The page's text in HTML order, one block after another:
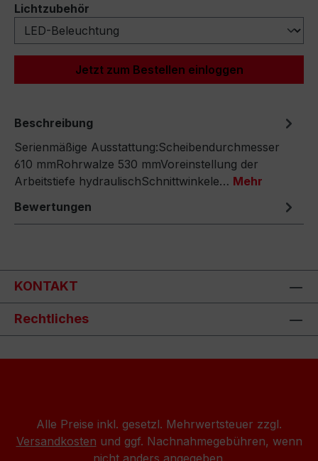
Lichtzubehör
Jetzt zum Bestellen einloggen
Beschreibung
Serienmäßige Ausstattung:Scheibendurchmesser
610 mmRohrwalze 530 mmVoreinstellung der
Arbeitstiefe hydraulischSchnittwinkele… Mehr
Bewertungen
KONTAKT
Rechtliches
Alle Preise inkl. gesetzl. Mehrwertsteuer zzgl.
Versandkosten und ggf. Nachnahmegebühren, wenn
nicht anders angegeben.